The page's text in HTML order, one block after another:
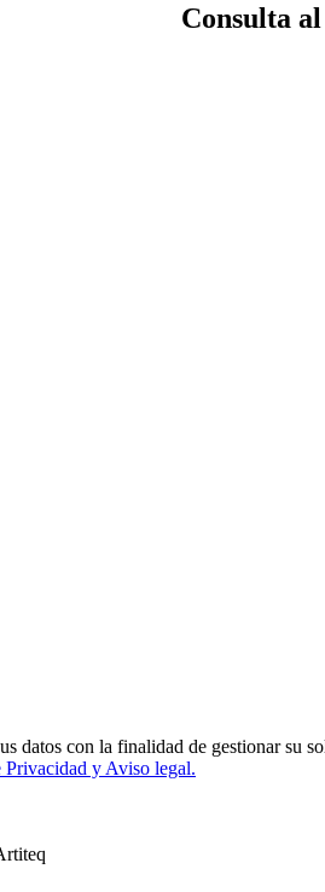
Consulta
con la finalidad de gestionar su
Privacidad y Aviso legal.